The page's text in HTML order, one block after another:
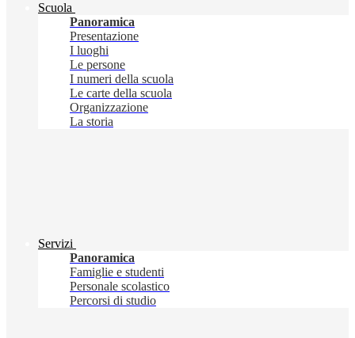
Scuola
Panoramica
Presentazione
I luoghi
Le persone
I numeri della scuola
Le carte della scuola
Organizzazione
La storia
Servizi
Panoramica
Famiglie e studenti
Personale scolastico
Percorsi di studio